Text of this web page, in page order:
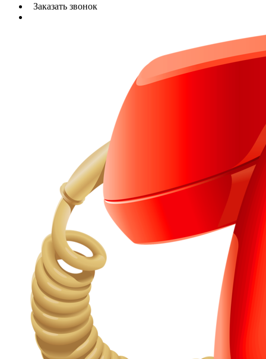
Заказать звонок